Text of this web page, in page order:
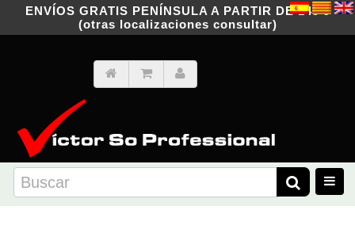
ENVÍOS GRATIS PENÍNSULA A PARTIR DE 149 €
(otras localizaciones consultar)